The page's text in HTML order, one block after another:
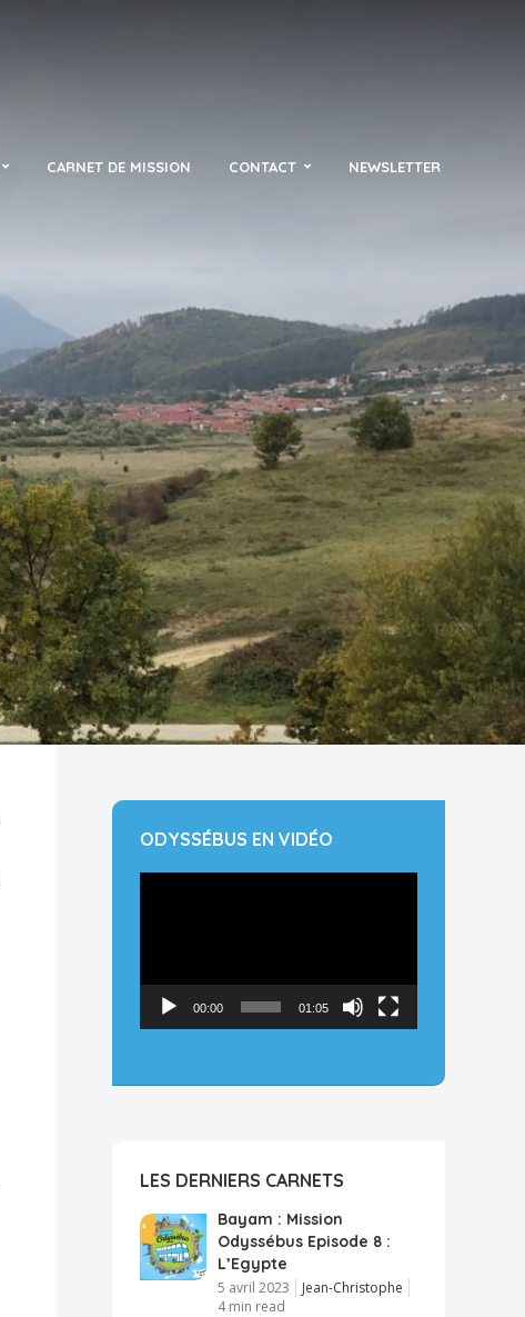
CARNET DE MISSION CONTACT NEWSLETTER
ODYSSÉBUS EN VIDÉO
00:00 01:05
LES DERNIERS CARNETS
Bayam : Mission
Odyssébus Episode 8 :
L’Egypte
5 avril 2023
Jean-Christophe
4 min read